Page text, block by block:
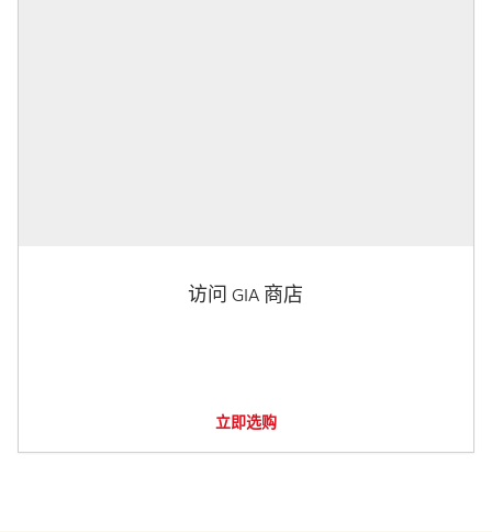
访问 GIA 商店
立即选购